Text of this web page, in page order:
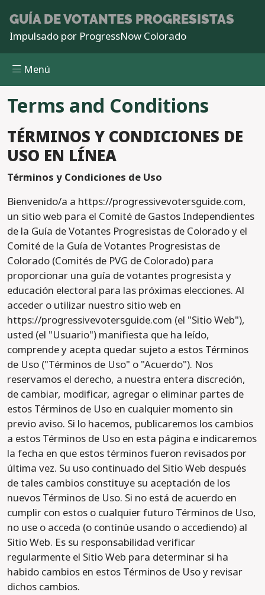
GUÍA DE VOTANTES PROGRESISTAS
Impulsado por ProgressNow Colorado
Menú
Terms and Conditions
TÉRMINOS Y CONDICIONES DE
USO EN LÍNEA
Términos y Condiciones de Uso
Bienvenido/a a https://progressivevotersguide.com,
un sitio web para el Comité de Gastos Independientes
de la Guía de Votantes Progresistas de Colorado y el
Comité de la Guía de Votantes Progresistas de
Colorado (Comités de PVG de Colorado) para
proporcionar una guía de votantes progresista y
educación electoral para las próximas elecciones. Al
acceder o utilizar nuestro sitio web en
https://progressivevotersguide.com (el "Sitio Web"),
usted (el "Usuario") manifiesta que ha leído,
comprende y acepta quedar sujeto a estos Términos
de Uso ("Términos de Uso" o "Acuerdo"). Nos
reservamos el derecho, a nuestra entera discreción,
de cambiar, modificar, agregar o eliminar partes de
estos Términos de Uso en cualquier momento sin
previo aviso. Si lo hacemos, publicaremos los cambios
a estos Términos de Uso en esta página e indicaremos
la fecha en que estos términos fueron revisados por
última vez. Su uso continuado del Sitio Web después
de tales cambios constituye su aceptación de los
nuevos Términos de Uso. Si no está de acuerdo en
cumplir con estos o cualquier futuro Términos de Uso,
no use o acceda (o continúe usando o accediendo) al
Sitio Web. Es su responsabilidad verificar
regularmente el Sitio Web para determinar si ha
habido cambios en estos Términos de Uso y revisar
dichos cambios.